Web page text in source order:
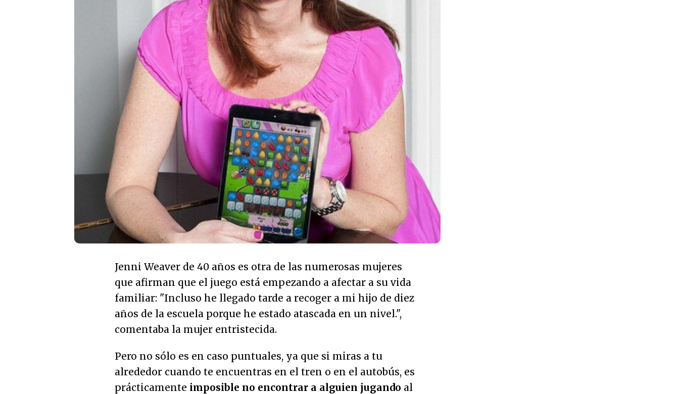
Jenni Weaver de 40 años es otra de las numerosas mujeres
que afirman que el juego está empezando a afectar a su vida
familiar: "Incluso he llegado tarde a recoger a mi hijo de diez
años de la escuela porque he estado atascada en un nivel.",
comentaba la mujer entristecida.
Pero no sólo es en caso puntuales, ya que si miras a tu
alrededor cuando te encuentras en el tren o en el autobús, es
prácticamente imposible no encontrar a alguien jugando al